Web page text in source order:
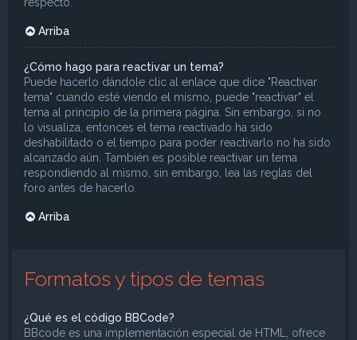
respecto.
Arriba
¿Cómo hago para reactivar un tema?
Puede hacerlo dándole clic al enlace que dice "Reactivar
tema" cuando esté viendo el mismo, puede "reactivar" el
tema al principio de la primera página. Sin embargo, si no
lo visualiza, entonces el tema reactivado ha sido
deshabilitado o el tiempo para poder reactivarlo no ha sido
alcanzado aún. También es posible reactivar un tema
respondiendo al mismo, sin embargo, lea las reglas del
foro antes de hacerlo.
Arriba
Formatos y tipos de temas
¿Qué es el código BBCode?
BBcode es una implementación especial de HTML, ofrece